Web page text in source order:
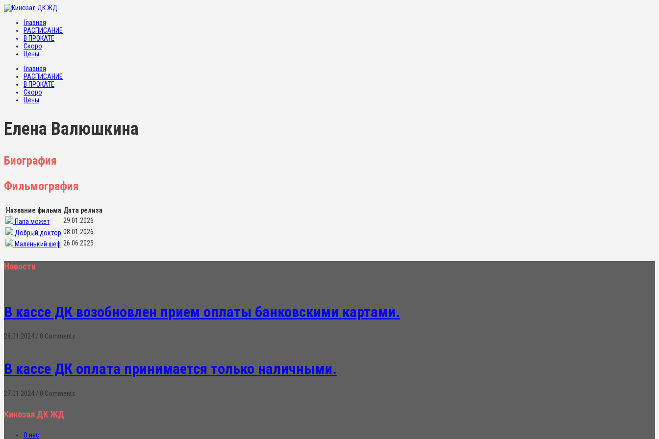
Главная
РАСПИСАНИЕ
В ПРОКАТЕ
Скоро
Цены
Главная
РАСПИСАНИЕ
В ПРОКАТЕ
Скоро
Цены
Елена Валюшкина
Биография
Фильмография
Название фильма Дата релиза
Папа может
29.01.2026
Добрый доктор 08.01.2026
Маленький шеф 26.06.2025
Новости
В кассе ДК возобновлен прием оплаты банковскими картами.
28.01.2024 / 0 Comments
В кассе ДК оплата принимается только наличными.
27.01.2024 / 0 Comments
Кинозал ДК ЖД
О нас